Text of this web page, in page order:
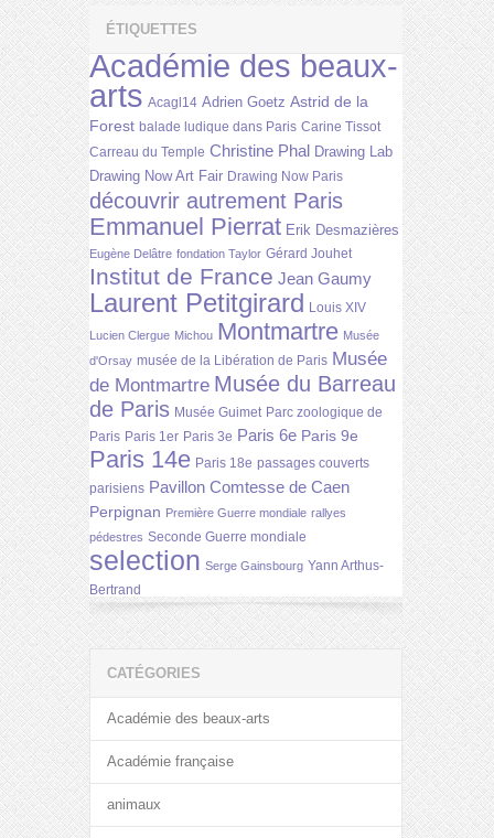
ÉTIQUETTES
Académie des beaux-
arts Acagl14 Adrien Goetz Astrid de la
Forest balade ludique dans Paris Carine Tissot
Carreau du Temple Christine Phal Drawing Lab
Drawing Now Art Fair Drawing Now Paris
découvrir autrement Paris
Emmanuel Pierrat Erik Desmazières
Eugène Delâtre fondation Taylor Gérard Jouhet
Institut de France Jean Gaumy
Laurent Petitgirard Louis XIV
Lucien Clergue Michou Montmartre Musée
d'Orsay musée de la Libération de Paris Musée
de Montmartre Musée du Barreau
de Paris Musée Guimet Parc zoologique de
Paris Paris 1er Paris 3e Paris 6e Paris 9e
Paris 14e Paris 18e passages couverts
parisiens Pavillon Comtesse de Caen
Perpignan Première Guerre mondiale rallyes
pédestres Seconde Guerre mondiale
selection Serge Gainsbourg Yann Arthus-
Bertrand
CATÉGORIES
Académie des beaux-arts
Académie française
animaux